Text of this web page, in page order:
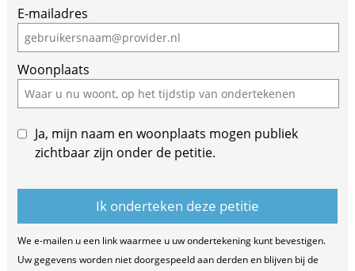
E-mailadres
Woonplaats
Ja, mijn naam en woonplaats mogen publiek
zichtbaar zijn onder de petitie.
We e-mailen u een link waarmee u uw ondertekening kunt bevestigen.
Uw gegevens worden niet doorgespeeld aan derden en blijven bij de